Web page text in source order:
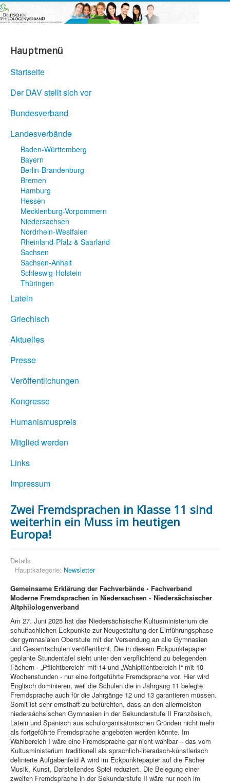
Hauptmenü
Startseite
Der DAV stellt sich vor
Bundesverband
Landesverbände
Baden-Württemberg
Bayern
Berlin-Brandenburg
Bremen
Hamburg
Hessen
Mecklenburg-Vorpommern
Niedersachsen
Nordrhein-Westfalen
Rheinland-Pfalz & Saarland
Sachsen
Sachsen-Anhalt
Schleswig-Holstein
Thüringen
Latein
Griechisch
Aktuelles
Presse
Veröffentlichungen
Kongresse
Humanismuspreis
Mitglied werden
Links
Impressum
Zwei Fremdsprachen in Klasse 11 sind
weiterhin ein Muss im heutigen
Europa!
Details
Hauptkategorie: Newsletter
Gemeinsame Erklärung der Fachverbände • Fachverband
Moderne Fremdsprachen in Niedersachsen • Niedersächsischer
Altphilologenverband
Am 27. Juni 2025 hat das Niedersächsische Kultusministerium die
schulfachlichen Eckpunkte zur Neugestaltung der Einführungsphase
der gymnasialen Oberstufe mit der Versendung an alle Gymnasien
und Gesamtschulen veröffentlicht. Die in diesem Eckpunktepapier
geplante Stundentafel sieht unter den verpflichtend zu belegenden
Fächern - „Pflichtbereich“ mit 14 und „Wahlpflichtbereich I“ mit 10
Wochenstunden - nur eine fortgeführte Fremdsprache vor. Hier wird
Englisch dominieren, weil die Schulen die in Jahrgang 11 belegte
Fremdsprache auch für die Jahrgänge 12 und 13 garantieren müssen.
Somit ist sehr ernsthaft zu befürchten, dass an den allermeisten
niedersächsischen Gymnasien in der Sekundarstufe II Französisch,
Latein und Spanisch aus schulorganisatorischen Gründen nicht mehr
als fortgeführte Fremdsprache angeboten werden könnte. Im
Wahlbereich I wäre eine Fremdsprache gar nicht wählbar – das vom
Kultusministerium traditionell als sprachlich-literarisch-künstlerisch
definierte Aufgabenfeld A wird im Eckpunktepapier auf die Fächer
Musik, Kunst, Darstellendes Spiel reduziert. Die Belegung einer
zweiten Fremdsprache in der Sekundarstufe II wäre nur noch im